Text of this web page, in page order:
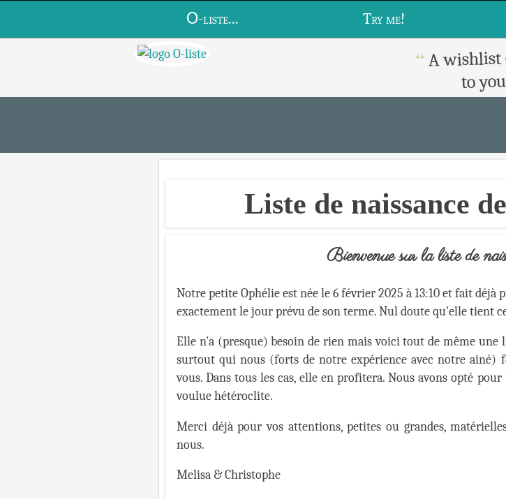
O-liste... Try me!
“ A wishlist
to
Liste de naissance
Bienvenue sur la liste de
Notre petite Ophélie est née le 6 février 2025 à 13:10 et fait
exactement le jour prévu de son terme. Nul doute qu'elle tient
Elle n'a (presque) besoin de rien mais voici tout de même
surtout qui nous (forts de notre expérience avec notre
vous. Dans tous les cas, elle en profitera. Nous avons opté
voulue hétéroclite.
Merci déjà pour vos attentions, petites ou grandes,
nous.
Melisa & Christophe